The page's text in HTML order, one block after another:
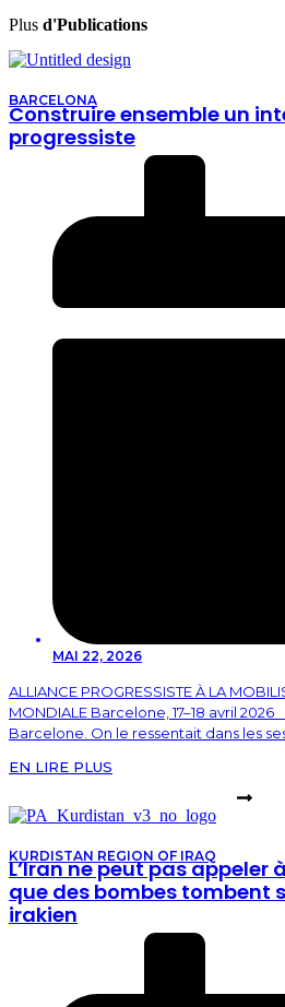
Plus d'Publications
BARCELONA
Construire ensemble un
progressiste
MAI 22, 2026
ALLIANCE PROGRESSISTE À LA
MONDIALE Barcelone, 17–18 avril
Barcelone. On le ressentait dans les
EN LIRE PLUS
KURDISTAN REGION OF IRAQ
L’Iran ne peut pas appeler
que des bombes tombent
irakien